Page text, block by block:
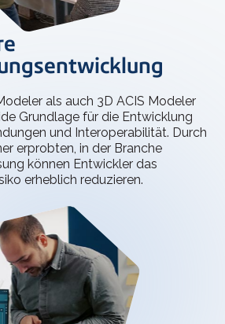
als auch 3D ACIS Modeler
Grundlage für die Entwicklung
und Interoperabilität. Durch
erprobten, in der Branche
können Entwickler das
erheblich reduzieren.